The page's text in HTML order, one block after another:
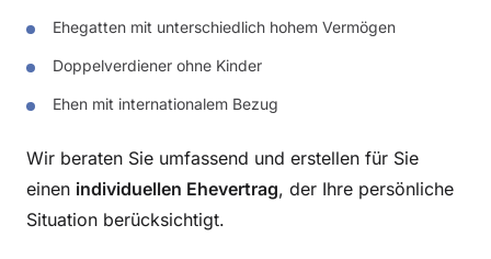
Ehegatten mit unterschiedlich hohem Vermögen
Doppelverdiener ohne Kinder
Ehen mit internationalem Bezug
Wir beraten Sie umfassend und erstellen für Sie
einen individuellen Ehevertrag, der Ihre persönliche
Situation berücksichtigt.